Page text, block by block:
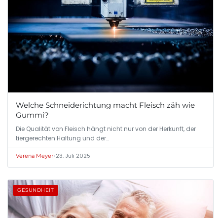
Welche Schneiderichtung macht Fleisch zäh wie
Gummi?
Die Qualität von Fleisch hängt nicht nur von der Herkunft, der
tiergerechten Haltung und der…
Verena Meyer•23. Juli 2025
GESUNDHEIT